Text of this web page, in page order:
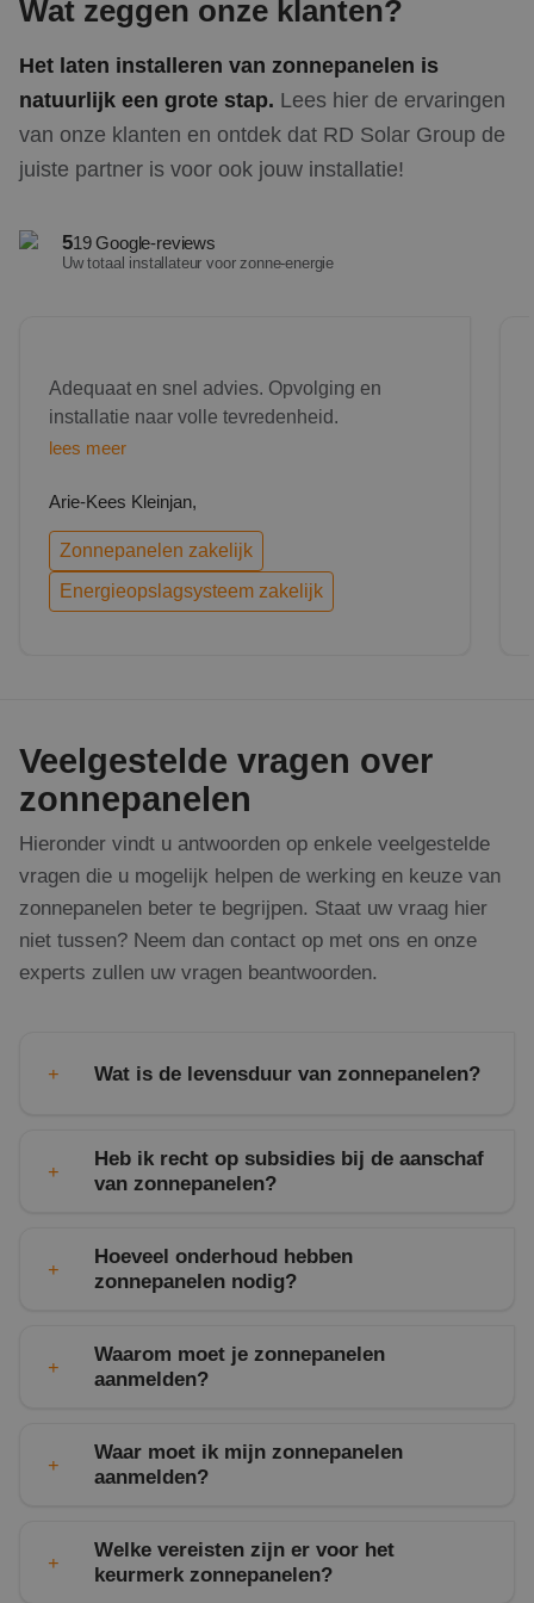
Wat zeggen onze klanten?
Het laten installeren van zonnepanelen is
natuurlijk een grote stap. Lees hier de ervaringen
van onze klanten en ontdek dat RD Solar Group de
juiste partner is voor ook jouw installatie!
519 Google-reviews
Uw totaal installateur voor zonne-energie
Adequaat en snel advies. Opvolging en
installatie naar volle tevredenheid.
lees meer
Arie-Kees Kleinjan,
Zonnepanelen zakelijk
Energieopslagsysteem zakelijk
Veelgestelde vragen over
zonnepanelen
Hieronder vindt u antwoorden op enkele veelgestelde
vragen die u mogelijk helpen de werking en keuze van
zonnepanelen beter te begrijpen. Staat uw vraag hier
niet tussen? Neem dan contact op met ons en onze
experts zullen uw vragen beantwoorden.
Wat is de levensduur van zonnepanelen?
Heb ik recht op subsidies bij de aanschaf
van zonnepanelen?
Hoeveel onderhoud hebben
zonnepanelen nodig?
Waarom moet je zonnepanelen
aanmelden?
Waar moet ik mijn zonnepanelen
aanmelden?
netbeheerder kan gemakkelijk worden gedaan op
dealgemenewebsiteenergieleveren
Welke vereisten zijn er voor het
keurmerk zonnepanelen?